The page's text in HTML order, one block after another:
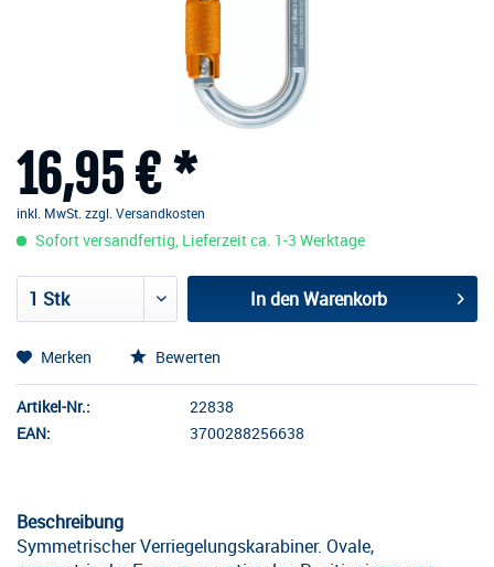
16,95 € *
inkl. MwSt. zzgl. Versandkosten
Sofort versandfertig, Lieferzeit ca. 1-3 Werktage
In denWarenkorb
Merken Bewerten
Artikel-Nr.:
22838
EAN:
3700288256638
Beschreibung
Symmetrischer Verriegelungskarabiner. Ovale,